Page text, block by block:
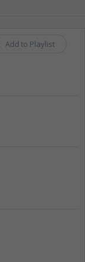
Add to Playlist